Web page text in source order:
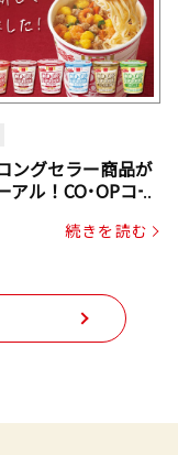
ングセラー商品が
アル！CO･OPコー
続きを読む